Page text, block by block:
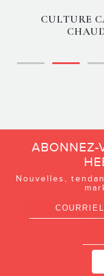
CULTURE
ABONNEZ-
Nouvelles,